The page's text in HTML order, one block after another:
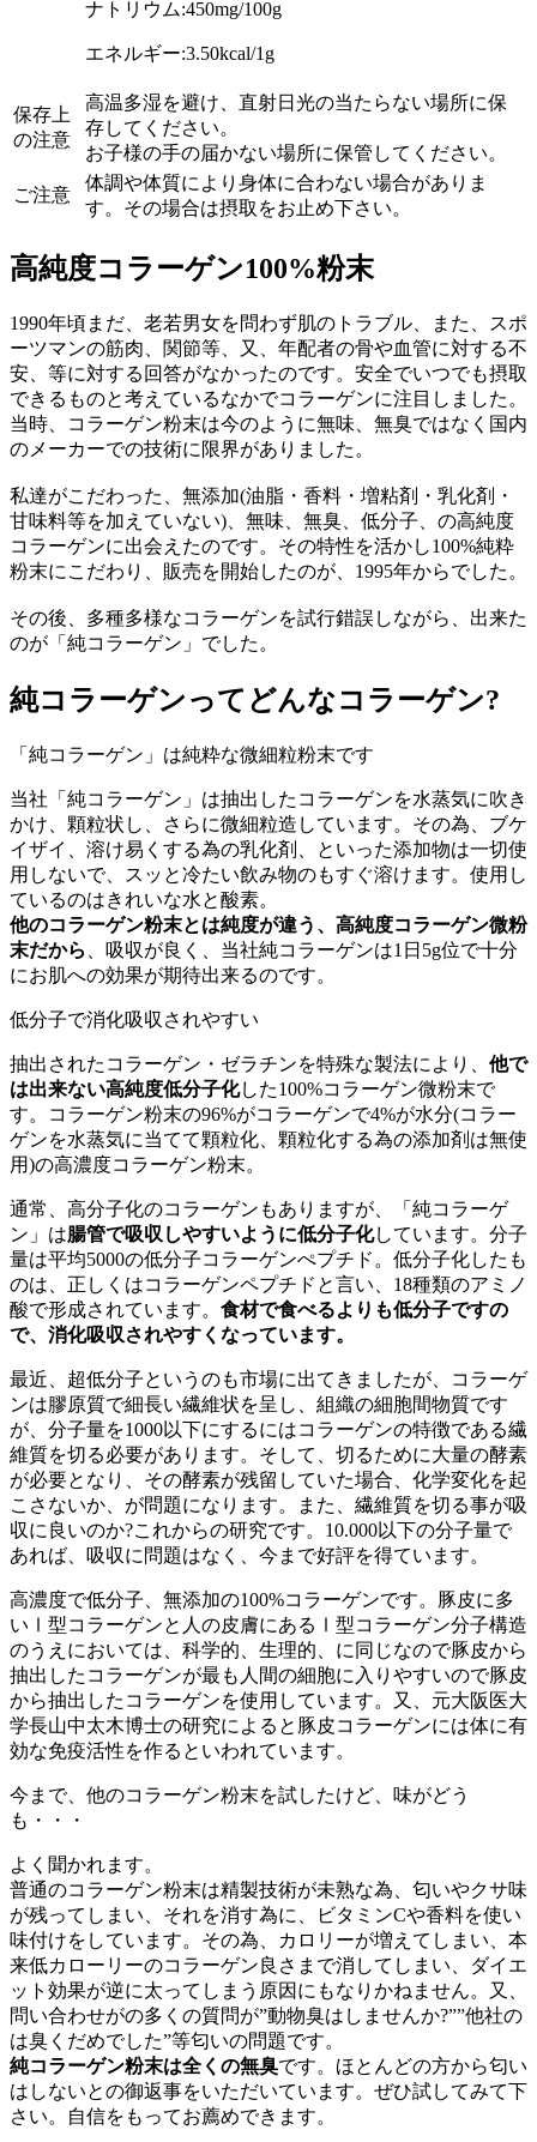
ナトリウム:450mg/100g
エネルギー:3.50kcal/1g
保存上
の注意
高温多湿を避け、直射日光の当たらない場所に保
存してください。
お子様の手の届かない場所に保管してください。
ご注意
体調や体質により身体に合わない場合がありま
す。その場合は摂取をお止め下さい。
高純度コラーゲン100%粉末
1990年頃まだ、老若男女を問わず肌のトラブル、また、スポ
ーツマンの筋肉、関節等、又、年配者の骨や血管に対する不
安、等に対する回答がなかったのです。安全でいつでも摂取
できるものと考えているなかでコラーゲンに注目しました。
当時、コラーゲン粉末は今のように無味、無臭ではなく国内
のメーカーでの技術に限界がありました。
私達がこだわった、無添加(油脂・香料・増粘剤・乳化剤・
甘味料等を加えていない)、無味、無臭、低分子、の高純度
コラーゲンに出会えたのです。その特性を活かし100%純粋
粉末にこだわり、販売を開始したのが、1995年からでした。
その後、多種多様なコラーゲンを試行錯誤しながら、出来た
のが「純コラーゲン」でした。
純コラーゲンってどんなコラーゲン?
「純コラーゲン」は純粋な微細粒粉末です
当社「純コラーゲン」は抽出したコラーゲンを水蒸気に吹き
かけ、顆粒状し、さらに微細粒造しています。その為、ブケ
イザイ、溶け易くする為の乳化剤、といった添加物は一切使
用しないで、スッと冷たい飲み物のもすぐ溶けます。使用し
ているのはきれいな水と酸素。
他のコラーゲン粉末とは純度が違う、高純度コラーゲン微粉
末だから
、吸収が良く、当社純コラーゲンは1日5g位で十分
にお肌への効果が期待出来るのです。
低分子で消化吸収されやすい
抽出されたコラーゲン・ゼラチンを特殊な製法により、 他で
は出来ない高純度低分子化した100%コラーゲン微粉末で
す。コラーゲン粉末の96%がコラーゲンで4%が水分(コラー
ゲンを水蒸気に当てて顆粒化、顆粒化する為の添加剤は無使
用)の高濃度コラーゲン粉末。
通常、高分子化のコラーゲンもありますが、「純コラーゲ
ン」は腸管で吸収しやすいように低分子化しています。分子
量は平均5000の低分子コラーゲンぺプチド。低分子化したも
のは、正しくはコラーゲンペプチドと言い、18種類のアミノ
酸で形成されています。 食材で食べるよりも低分子ですの
で、消化吸収されやすくなっています。
最近、超低分子というのも市場に出てきましたが、コラーゲ
ンは膠原質で細長い繊維状を呈し、組織の細胞間物質です
が、分子量を1000以下にするにはコラーゲンの特徴である繊
維質を切る必要があります。そして、切るために大量の酵素
が必要となり、その酵素が残留していた場合、化学変化を起
こさないか、が問題になります。また、繊維質を切る事が吸
収に良いのか?これからの研究です。10.000以下の分子量で
あれば、吸収に問題はなく、今まで好評を得ています。
高濃度で低分子、無添加の100%コラーゲンです。豚皮に多
いⅠ型コラーゲンと人の皮膚にあるⅠ型コラーゲン分子構造
のうえにおいては、科学的、生理的、に同じなので豚皮から
抽出したコラーゲンが最も人間の細胞に入りやすいので豚皮
から抽出したコラーゲンを使用しています。又、元大阪医大
学長山中太木博士の研究によると豚皮コラーゲンには体に有
効な免疫活性を作るといわれています。
今まで、他のコラーゲン粉末を試したけど、味がどう
も・・・
よく聞かれます。
普通のコラーゲン粉末は精製技術が未熟な為、匂いやクサ味
が残ってしまい、それを消す為に、ビタミンCや香料を使い
味付けをしています。その為、カロリーが増えてしまい、本
来低カローリーのコラーゲン良さまで消してしまい、ダイエ
ット効果が逆に太ってしまう原因にもなりかねません。又、
問い合わせがの多くの質問が”動物臭はしませんか?””他社の
は臭くだめでした”等匂いの問題です。
純コラーゲン粉末は全くの無臭です。ほとんどの方から匂い
はしないとの御返事をいただいています。ぜひ試してみて下
さい。自信をもってお薦めできます。